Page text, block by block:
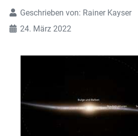
Geschrieben von: Rainer Kayser
24. März 2022